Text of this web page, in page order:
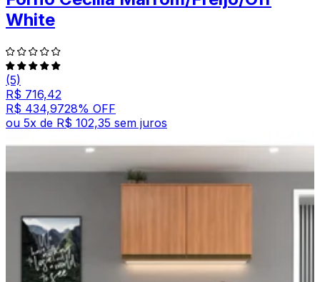
White
(5)
R$ 716,42
R$ 434,9728% OFF
ou 5x de R$ 102,35 sem juros